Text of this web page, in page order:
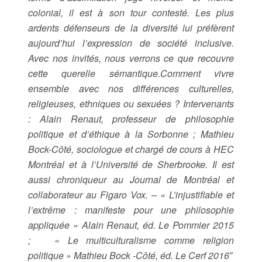
colonial, il est à son tour contesté. Les plus
ardents défenseurs de la diversité lui préfèrent
aujourd’hui l’expression de société inclusive.
Avec nos invités, nous verrons ce que recouvre
cette querelle sémantique.Comment vivre
ensemble avec nos différences culturelles,
religieuses, ethniques ou sexuées ? Intervenants
: Alain Renaut, professeur de philosophie
politique et d’éthique à la Sorbonne ; Mathieu
Bock-Côté, sociologue et chargé de cours à HEC
Montréal et à l’Université de Sherbrooke. Il est
aussi chroniqueur au Journal de Montréal et
collaborateur au Figaro Vox. – « L’injustifiable et
l’extrême : manifeste pour une philosophie
appliquée » Alain Renaut, éd. Le Pommier 2015
; « Le multiculturalisme comme religion
politique » Mathieu Bock -Côté, éd. Le Cerf 2016″